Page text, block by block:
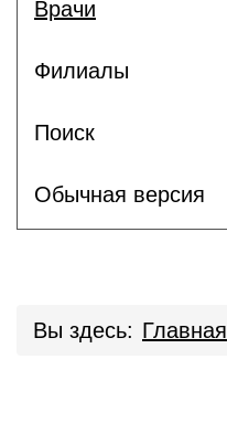
Врачи
Филиалы
Поиск
Обычная версия
Вы здесь: Главная